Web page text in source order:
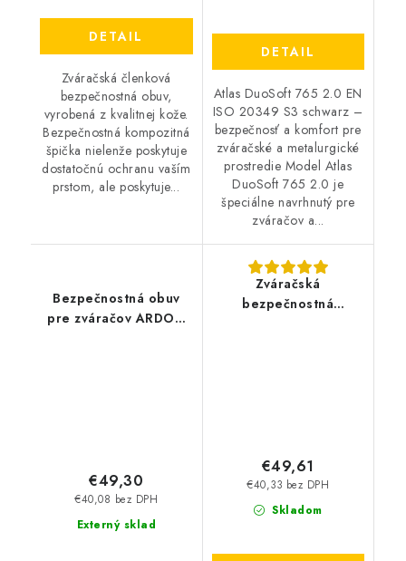
DETAIL
Zváračská členková
bezpečnostná obuv,
vyrobená z kvalitnej kože.
Bezpečnostná kompozitná
špička nielenže poskytuje
dostatočnú ochranu vaším
prstom, ale poskytuje...
DETAIL
Atlas DuoSoft 765 2.0 EN
ISO 20349 S3 schwarz –
bezpečnosť a komfort pre
zváračské a metalurgické
prostredie Model Atlas
DuoSoft 765 2.0 je
špeciálne navrhnutý pre
zváračov a...
Bezpečnostná obuv
pre zváračov ARDON
Externý sklad
€40,08 bez DPH
€49,30
Zváračská
bezpečnostná
Skladom
€40,33 bez DPH
€49,61